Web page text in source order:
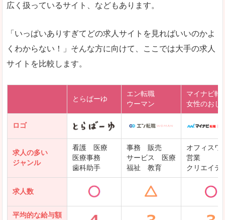
広く扱っているサイト、などもあります。
「いっぱいありすぎてどの求人サイトを見ればいいのかよ
くわからない！」そんな方に向けて、ここでは大手の求人
サイトを比較します。
とらばーゆ
エン転職
ウーマン
マイナビ転
女性のおし
ロゴ
求人の多い
ジャンル
看護 医療
医療事務
歯科助手
事務 販売
サービス 医療
福祉 教育
オフィスワ
営業
クリエイテ
求人数
平均的な給与額